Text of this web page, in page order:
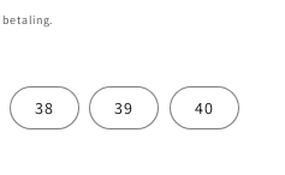
betaling.
38 39 40